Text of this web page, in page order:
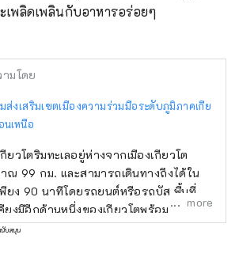
พลิดเพลินกับอาหารอร่อยๆ
มโดย
ส่งเสริมเขตเมืองความร่วมมือระดับภูมิภาคเกีย
นเหนือ
ยวโตริมทะเลอยู่ห่างจากเมืองเกียวโต
ณ 99 กม. และสามารถเดินทางถึงได้ใน
พียง 90 นาทีโดยรถยนต์หรือรถบัส พื้นที่
ยงมีอีกด้านหนึ่งของเกียวโตพร้อม
ศที่แตกต่างจากเมือง กาลครั้งหนึ่งมี
more
นับสนุน